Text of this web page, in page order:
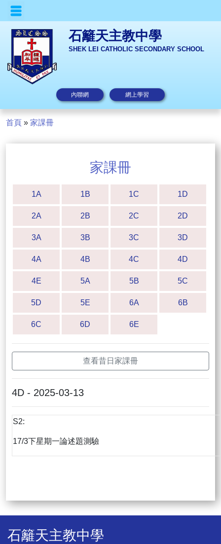
石籬天主教中學
SHEK LEI CATHOLIC SECONDARY SCHOOL
內聯網 網上學習
首頁 » 家課冊
家課冊
1A 1B 1C 1D
2A 2B 2C 2D
3A 3B 3C 3D
4A 4B 4C 4D
4E 5A 5B 5C
5D 5E 6A 6B
6C 6D 6E
查看昔日家課冊
4D - 2025-03-13
S2:
17/3下星期一論述題測驗
石籬天主教中學